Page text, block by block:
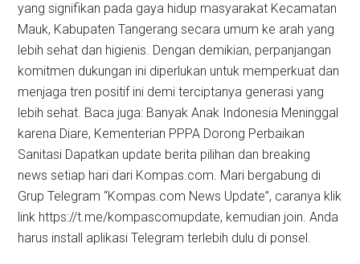
yang signifikan pada gaya hidup masyarakat Kecamatan
Mauk, Kabupaten Tangerang secara umum ke arah yang
lebih sehat dan higienis. Dengan demikian, perpanjangan
komitmen dukungan ini diperlukan untuk memperkuat dan
menjaga tren positif ini demi terciptanya generasi yang
lebih sehat. Baca juga: Banyak Anak Indonesia Meninggal
karena Diare, Kementerian PPPA Dorong Perbaikan
Sanitasi Dapatkan update berita pilihan dan breaking
news setiap hari dari Kompas.com. Mari bergabung di
Grup Telegram “Kompas.com News Update”, caranya klik
link https://t.me/kompascomupdate, kemudian join. Anda
harus install aplikasi Telegram terlebih dulu di ponsel.